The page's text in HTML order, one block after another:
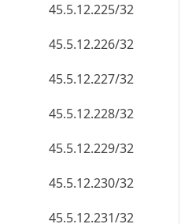
45.5.12.225/32
45.5.12.226/32
45.5.12.227/32
45.5.12.228/32
45.5.12.229/32
45.5.12.230/32
45.5.12.231/32